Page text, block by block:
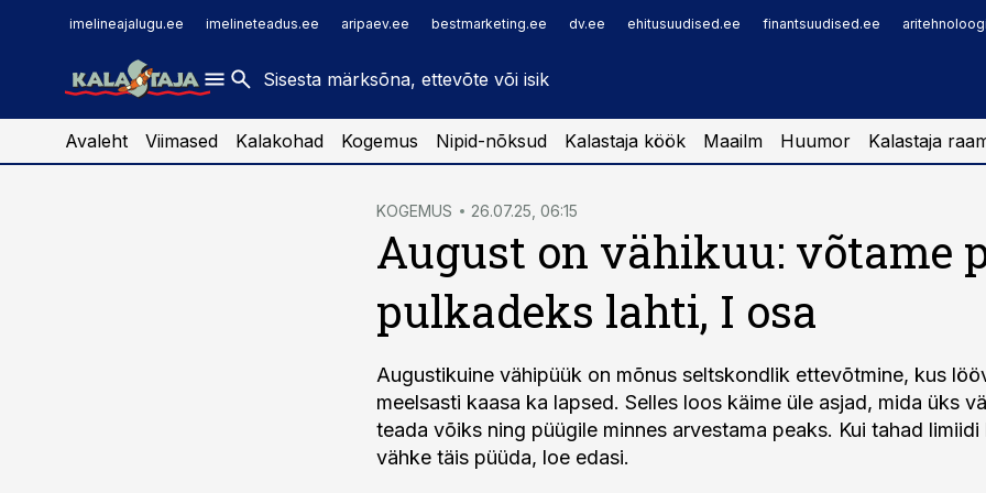
imelineajalugu.ee imelineteadus.ee aripaev.ee bestmarketing.ee dv.ee ehitusuudised.ee finantsuudised.ee
imelineteadus.ee
kaubandus.ee
toostusuudised.ee
Avaleht Viimased Kalakohad Kogemus Nipid-nõksud Kalastaja köök Maailm Huumor Kalastaja
KOGEMUS 26.07.25, 06:15
August on vähikuu: võtame
pulkadeks lahti, I osa
Augustikuine vähipüük on mõnus seltskondlik ettevõtmine, kus
meelsasti kaasa ka lapsed. Selles loos käime üle asjad, mida üks
teada võiks ning püügile minnes arvestama peaks. Kui tahad
vähke täis püüda, loe edasi.